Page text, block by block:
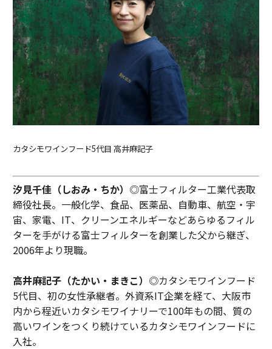
カタシモワインフード5代目 高井麻記子
汐見千佳（しおみ・ちか） ◎富士フィルター工業代表取
締役社長。一般化学、食品、医薬品、自動車、航空・宇
宙、家電、IT、クリーンエネルギーなどあらゆるフィル
ターを手がける富士フィルターを創業した父から継ぎ、
2006年より現職。
高井麻記子（たかい・まきこ） ◎カタシモワインフード
5代目、初の女性承継者。外資系IT企業を経て、大阪市
内から程近いカタシモワイナリーで100年もの間、質の
高いワインをつくり続けているカタシモワインフードに
入社。